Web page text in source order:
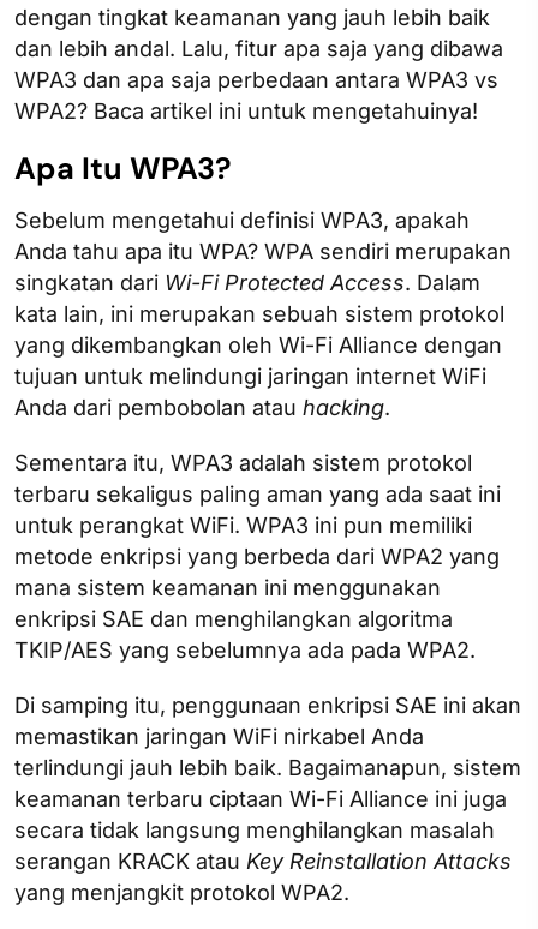
dengan tingkat keamanan yang jauh lebih baik
dan lebih andal. Lalu, fitur apa saja yang dibawa
WPA3 dan apa saja perbedaan antara WPA3 vs
WPA2? Baca artikel ini untuk mengetahuinya!
Apa Itu WPA3?
Sebelum mengetahui definisi WPA3, apakah
Anda tahu apa itu WPA? WPA sendiri merupakan
singkatan dari Wi-Fi Protected Access. Dalam
kata lain, ini merupakan sebuah sistem protokol
yang dikembangkan oleh Wi-Fi Alliance dengan
tujuan untuk melindungi jaringan internet WiFi
Anda dari pembobolan atau hacking.
Sementara itu, WPA3 adalah sistem protokol
terbaru sekaligus paling aman yang ada saat ini
untuk perangkat WiFi. WPA3 ini pun memiliki
metode enkripsi yang berbeda dari WPA2 yang
mana sistem keamanan ini menggunakan
enkripsi SAE dan menghilangkan algoritma
TKIP/AES yang sebelumnya ada pada WPA2.
Di samping itu, penggunaan enkripsi SAE ini akan
memastikan jaringan WiFi nirkabel Anda
terlindungi jauh lebih baik. Bagaimanapun, sistem
keamanan terbaru ciptaan Wi-Fi Alliance ini juga
secara tidak langsung menghilangkan masalah
serangan KRACK atau Key Reinstallation Attacks
yang menjangkit protokol WPA2.